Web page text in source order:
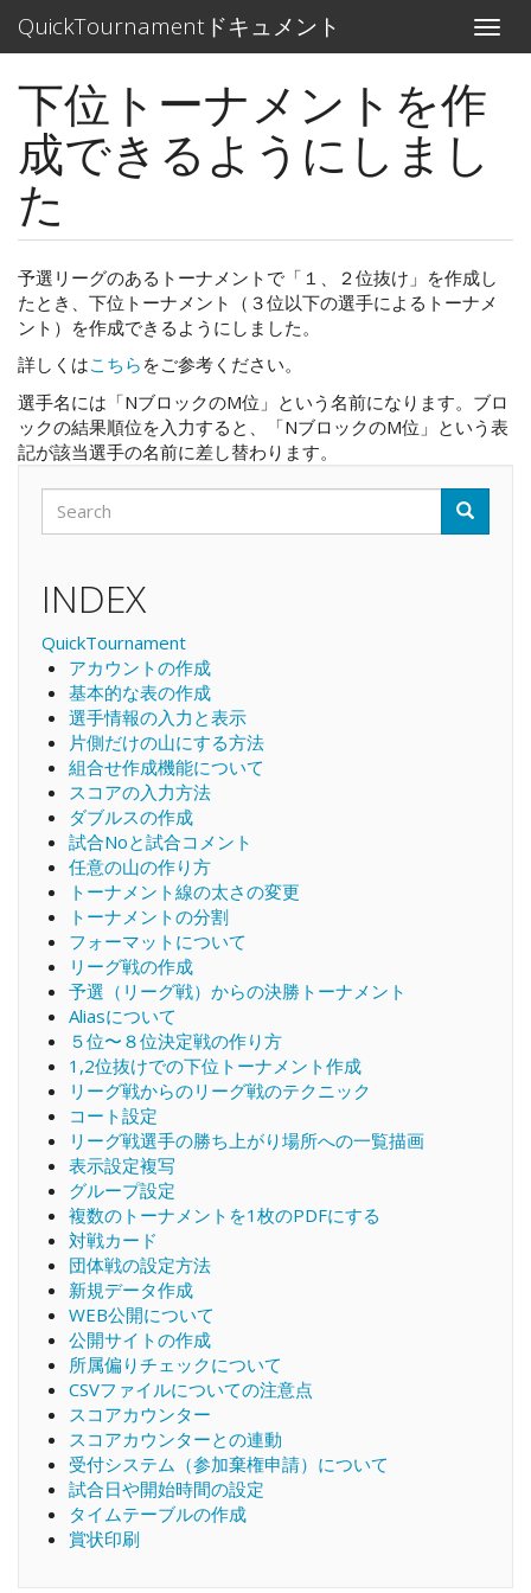
QuickTournamentドキュメント
Toggle
下位トーナメントを作
成できるようにしまし
た
予選リーグのあるトーナメントで「１、２位抜け」を作成し
たとき、下位トーナメント（３位以下の選手によるトーナメ
ント）を作成できるようにしました。
詳しくはこちら をご参考ください。
選手名には「NブロックのM位」という名前になります。ブロ
ックの結果順位を入力すると、「NブロックのM位」という表
記が該当選手の名前に差し替わります。
Search
Search
Search
INDEX
QuickTournament
アカウントの作成
基本的な表の作成
選手情報の入力と表示
片側だけの山にする方法
組合せ作成機能について
スコアの入力方法
ダブルスの作成
試合Noと試合コメント
任意の山の作り方
トーナメント線の太さの変更
トーナメントの分割
フォーマットについて
リーグ戦の作成
予選（リーグ戦）からの決勝トーナメント
Aliasについて
５位〜８位決定戦の作り方
1,2位抜けでの下位トーナメント作成
リーグ戦からのリーグ戦のテクニック
コート設定
リーグ戦選手の勝ち上がり場所への一覧描画
表示設定複写
グループ設定
複数のトーナメントを1枚のPDFにする
対戦カード
団体戦の設定方法
新規データ作成
WEB公開について
公開サイトの作成
所属偏りチェックについて
CSVファイルについての注意点
スコアカウンター
スコアカウンターとの連動
受付システム（参加棄権申請）について
試合日や開始時間の設定
タイムテーブルの作成
賞状印刷